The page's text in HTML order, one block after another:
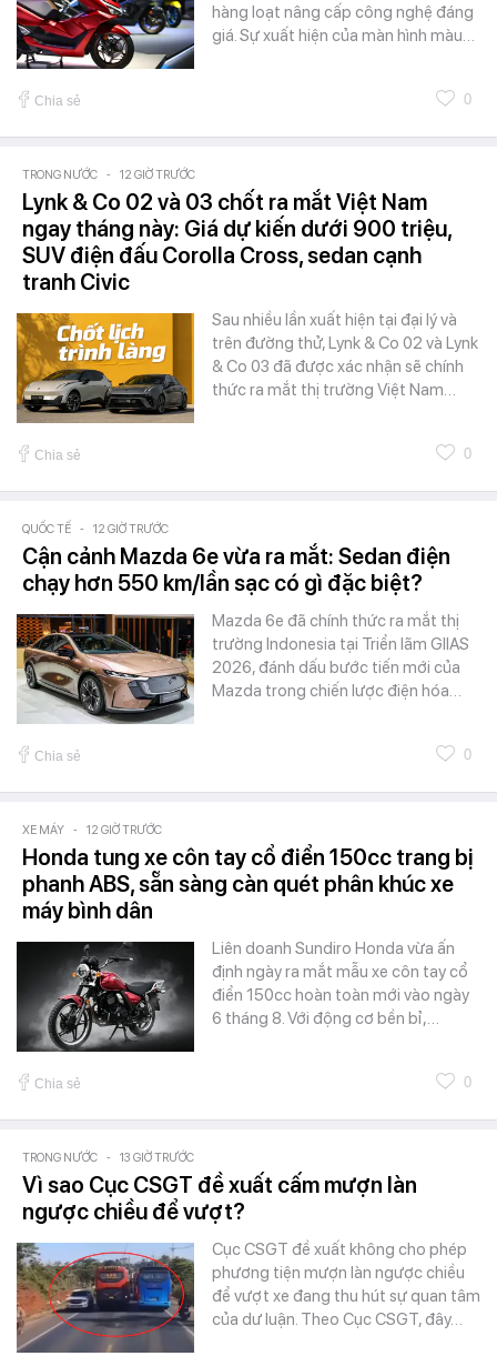
hàng loạt nâng cấp công nghệ đáng
giá. Sự xuất hiện của màn hình màu…
Chia sẻ 0
TRONG NƯỚC - 12 GIỜ TRƯỚC
Lynk & Co 02 và 03 chốt ra mắt Việt Nam
ngay tháng này: Giá dự kiến dưới 900 triệu,
SUV điện đấu Corolla Cross, sedan cạnh
tranh Civic
Sau nhiều lần xuất hiện tại đại lý và
trên đường thử, Lynk & Co 02 và Lynk
& Co 03 đã được xác nhận sẽ chính
thức ra mắt thị trường Việt Nam…
Chia sẻ 0
QUỐC TẾ - 12 GIỜ TRƯỚC
Cận cảnh Mazda 6e vừa ra mắt: Sedan điện
chạy hơn 550 km/lần sạc có gì đặc biệt?
Mazda 6e đã chính thức ra mắt thị
trường Indonesia tại Triển lãm GIIAS
2026, đánh dấu bước tiến mới của
Mazda trong chiến lược điện hóa…
Chia sẻ 0
XE MÁY - 12 GIỜ TRƯỚC
Honda tung xe côn tay cổ điển 150cc trang bị
phanh ABS, sẵn sàng càn quét phân khúc xe
máy bình dân
Liên doanh Sundiro Honda vừa ấn
định ngày ra mắt mẫu xe côn tay cổ
điển 150cc hoàn toàn mới vào ngày
6 tháng 8. Với động cơ bền bỉ,…
Chia sẻ 0
TRONG NƯỚC - 13 GIỜ TRƯỚC
Vì sao Cục CSGT đề xuất cấm mượn làn
ngược chiều để vượt?
Cục CSGT đề xuất không cho phép
phương tiện mượn làn ngược chiều
để vượt xe đang thu hút sự quan tâm
của dư luận. Theo Cục CSGT, đây…